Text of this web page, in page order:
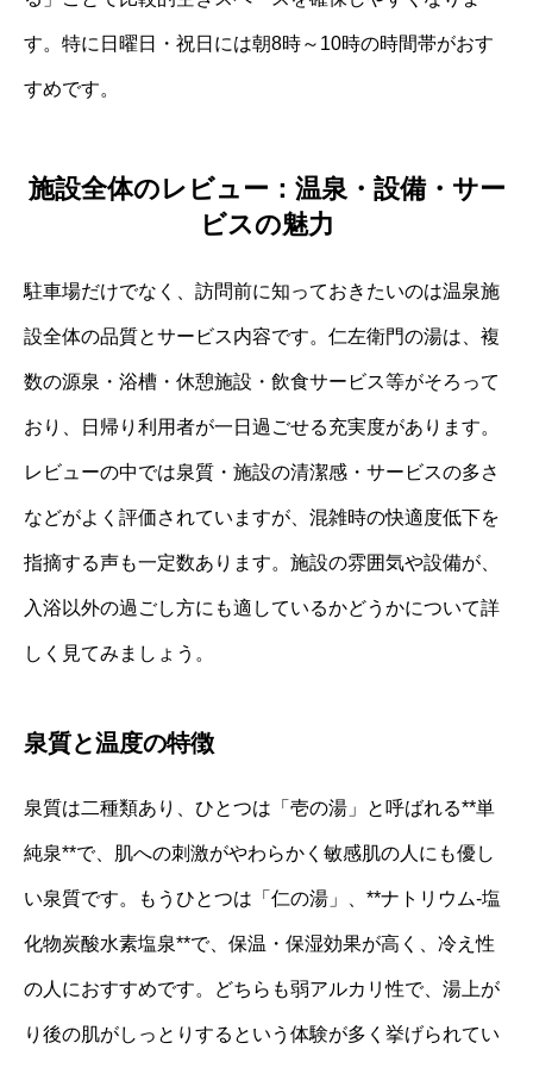
す。特に日曜日・祝日には朝8時～10時の時間帯がおす
すめです。
施設全体のレビュー：温泉・設備・サー
ビスの魅力
駐車場だけでなく、訪問前に知っておきたいのは温泉施
設全体の品質とサービス内容です。仁左衛門の湯は、複
数の源泉・浴槽・休憩施設・飲食サービス等がそろって
おり、日帰り利用者が一日過ごせる充実度があります。
レビューの中では泉質・施設の清潔感・サービスの多さ
などがよく評価されていますが、混雑時の快適度低下を
指摘する声も一定数あります。施設の雰囲気や設備が、
入浴以外の過ごし方にも適しているかどうかについて詳
しく見てみましょう。
泉質と温度の特徴
泉質は二種類あり、ひとつは「壱の湯」と呼ばれる**単
純泉**で、肌への刺激がやわらかく敏感肌の人にも優し
い泉質です。もうひとつは「仁の湯」、**ナトリウム‐塩
化物炭酸水素塩泉**で、保温・保湿効果が高く、冷え性
の人におすすめです。どちらも弱アルカリ性で、湯上が
り後の肌がしっとりするという体験が多く挙げられてい